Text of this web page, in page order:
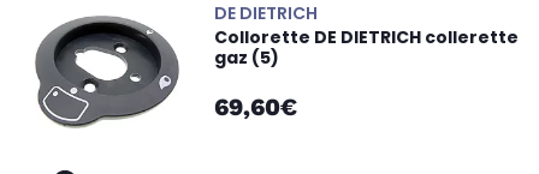
DE DIETRICH
Collorette DE DIETRICH collerette
gaz (5)
69,60€